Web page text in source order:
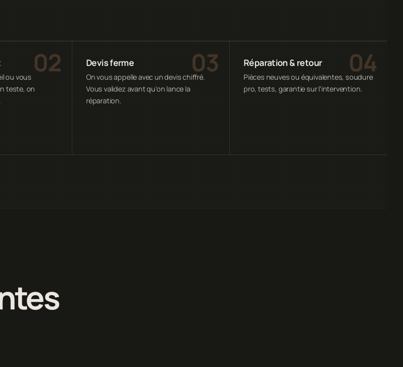
ou vous
teste, on
Devis ferme
On vous appelle avec un devis chiffré.
Vous validez avant qu'on lance la
réparation.
Réparation & retour
Pièces neuves ou équivalentes, soudure
pro, tests, garantie sur l'intervention.